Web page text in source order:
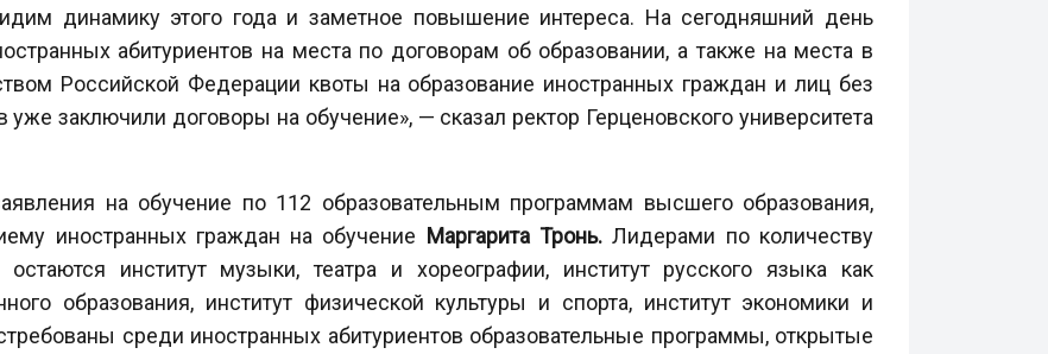
динамику этого года и заметное повышение интереса. На сегодняшний день
абитуриентов на места по договорам об образовании, а также на места в
Российской Федерации квоты на образование иностранных граждан и лиц без
уже заключили договоры на обучение», — сказал ректор Герценовского университета
на обучение по 112 образовательным программам высшего образования,
иностранных граждан на обучение Маргарита Тронь. Лидерами по количеству
институт музыки, театра и хореографии, институт русского языка как
образования, институт физической культуры и спорта, институт экономики и
среди иностранных абитуриентов образовательные программы, открытые